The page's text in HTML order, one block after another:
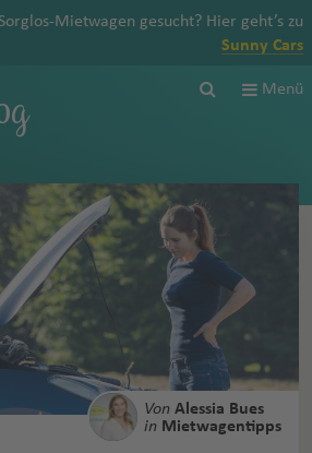
Mietwagen gesucht? Hier geht’s zu
Sunny Cars
Menü
Von Alessia Bues
in Mietwagentipps